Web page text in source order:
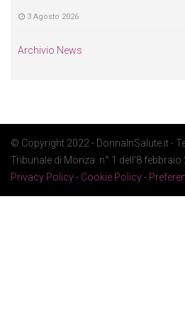
3 Agosto 2026
Archivio News
© Copyright 2022 - DonnaInSalute.it -
Tribunale di Monza: n° 1 dell'8 febbraio
Privacy Policy- Cookie Policy-